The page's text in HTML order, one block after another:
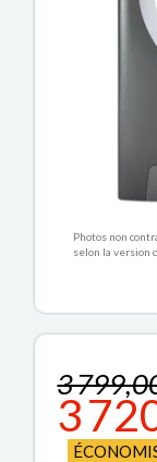
Photos non
selon la version
3
3